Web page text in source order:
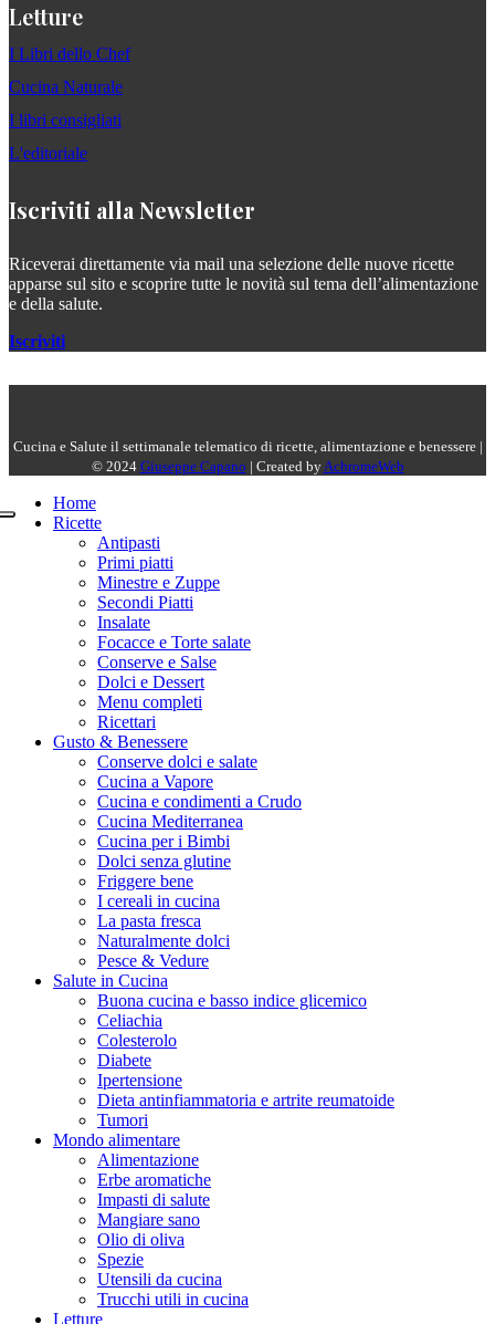
Letture
I Libri dello Chef
Cucina Naturale
I libri consigliati
L'editoriale
Iscriviti alla Newsletter
Riceverai direttamente via mail una selezione delle nuove ricette
apparse sul sito e scoprire tutte le novità sul tema dell’alimentazione
e della salute.
Iscriviti
Cucina e Salute il settimanale telematico di ricette, alimentazione e benessere |
© 2024 Giuseppe Capano | Created by AchromeWeb
Home
Ricette
Antipasti
Primi piatti
Minestre e Zuppe
Secondi Piatti
Insalate
Focacce e Torte salate
Conserve e Salse
Dolci e Dessert
Menu completi
Ricettari
Gusto & Benessere
Conserve dolci e salate
Cucina a Vapore
Cucina e condimenti a Crudo
Cucina Mediterranea
Cucina per i Bimbi
Dolci senza glutine
Friggere bene
I cereali in cucina
La pasta fresca
Naturalmente dolci
Pesce & Vedure
Salute in Cucina
Buona cucina e basso indice glicemico
Celiachia
Colesterolo
Diabete
Ipertensione
Dieta antinfiammatoria e artrite reumatoide
Tumori
Mondo alimentare
Alimentazione
Erbe aromatiche
Impasti di salute
Mangiare sano
Olio di oliva
Spezie
Utensili da cucina
Trucchi utili in cucina
Letture